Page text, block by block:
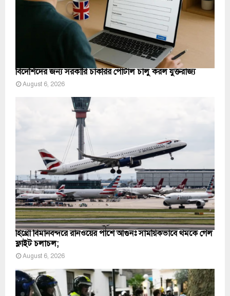
বিদেশিদের জন্য সরকারি চাকরির পোর্টাল চালু করল যুক্তরাজ্য
August 6, 2026
হিথ্রো বিমানবন্দরে রানওয়ের পাশে আগুনঃ সাময়িকভাবে থমকে গেল
ফ্লাইট চলাচল;
August 6, 2026